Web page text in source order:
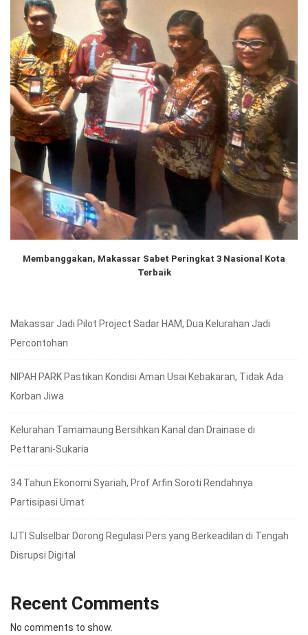
Membanggakan, Makassar Sabet Peringkat 3 Nasional Kota
Terbaik
Makassar Jadi Pilot Project Sadar HAM, Dua Kelurahan Jadi
Percontohan
NIPAH PARK Pastikan Kondisi Aman Usai Kebakaran, Tidak Ada
Korban Jiwa
Kelurahan Tamamaung Bersihkan Kanal dan Drainase di
Pettarani-Sukaria
34 Tahun Ekonomi Syariah, Prof Arfin Soroti Rendahnya
Partisipasi Umat
IJTI Sulselbar Dorong Regulasi Pers yang Berkeadilan di Tengah
Disrupsi Digital
Recent Comments
No comments to show.